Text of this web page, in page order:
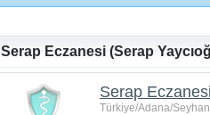
Serap Eczanesi (Serap
Serap
Türkiye/Adana/Seyhan